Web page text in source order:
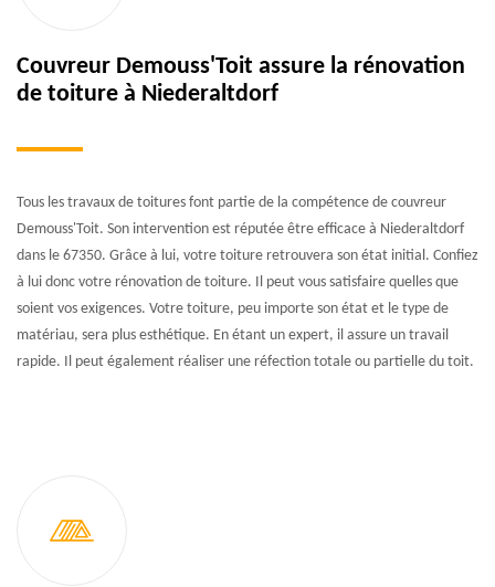
Couvreur Demouss'Toit assure la rénovation
de toiture à Niederaltdorf
Tous les travaux de toitures font partie de la compétence de couvreur
Demouss'Toit. Son intervention est réputée être efficace à Niederaltdorf
dans le 67350. Grâce à lui, votre toiture retrouvera son état initial. Confiez
à lui donc votre rénovation de toiture. Il peut vous satisfaire quelles que
soient vos exigences. Votre toiture, peu importe son état et le type de
matériau, sera plus esthétique. En étant un expert, il assure un travail
rapide. Il peut également réaliser une réfection totale ou partielle du toit.